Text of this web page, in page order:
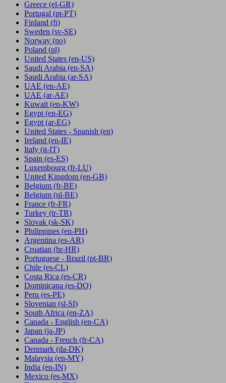
Greece (el-GR)
Portugal (pt-PT)
Finland (fi)
Sweden (sv-SE)
Norway (no)
Poland (pl)
United States (en-US)
Saudi Arabia (en-SA)
Saudi Arabia (ar-SA)
UAE (en-AE)
UAE (ar-AE)
Kuwait (en-KW)
Egypt (en-EG)
Egypt (ar-EG)
United States - Spanish (en)
Ireland (en-IE)
Italy (it-IT)
Spain (es-ES)
Luxembourg (fr-LU)
United Kingdom (en-GB)
Belgium (fr-BE)
Belgium (nl-BE)
France (fr-FR)
Turkey (tr-TR)
Slovak (sk-SK)
Philippines (en-PH)
Argentina (es-AR)
Croatian (hr-HR)
Portuguese - Brazil (pt-BR)
Chile (es-CL)
Costa Rica (es-CR)
Dominicana (es-DO)
Peru (es-PE)
Slovenian (sl-SI)
South Africa (en-ZA)
Canada - English (en-CA)
Japan (ja-JP)
Canada - French (fr-CA)
Denmark (da-DK)
Malaysia (en-MY)
India (en-IN)
Mexico (es-MX)